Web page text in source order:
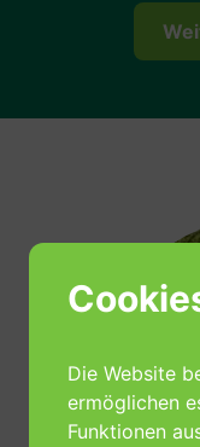
Die Website
ermöglichen
Funktionen